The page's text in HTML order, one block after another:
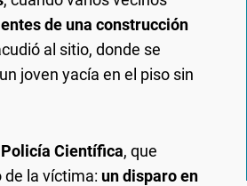
de una construcción
al sitio, donde se
joven yacía en el piso sin
Científica, que
la víctima: un disparo en